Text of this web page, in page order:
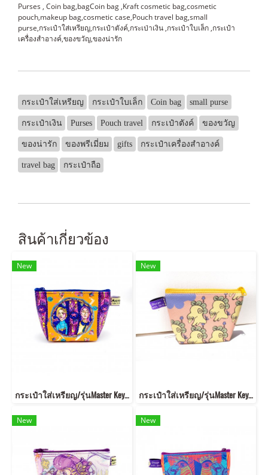
Purses , Coin bag,bagCoin bag ,Kraft cosmetic bag,cosmetic
pouch,makeup bag,cosmetic case,Pouch travel bag,small
purse,กระเป๋าใส่เหรียญ,กระเป๋าตังค์,กระเป่าเงิน ,กระเป๋าใบเล็ก ,กระเป๋า
เครื่องสำอางค์,ของขวัญ,ของน่ารัก
กระเป๋าใส่เหรียญ กระเป๋าใบเล็ก Coin bag small purse
กระเป๋าเงิน Purses Pouch travel กระเป๋าตังค์ ของขวัญ
ของน่ารัก ของพรีเมี่ยม gifts กระเป๋าเครื่องสำอางค์
travel bag กระเป๋าถือ
สินค้าเกี่ยวข้อง
New
กระเป๋าใส่เหรียญ/รุ่นMaster Key MKB6
New
กระเป๋าใส่เหรียญ/รุ่นMaster Key MKB4
New New